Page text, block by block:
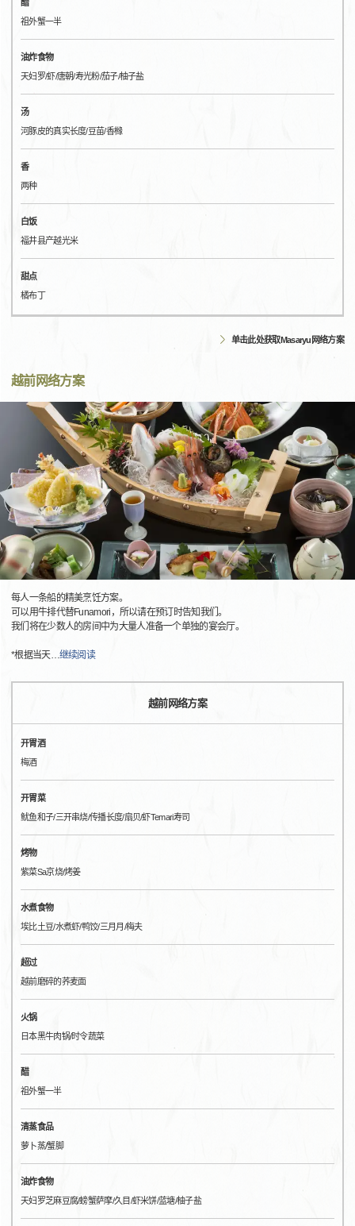
醋
祖外蟹一半
油炸食物
天妇罗/虾/唐朝/寿光粉/茄子/柚子盐
汤
河豚皮的真实长度/豆苗/香橼
香
两种
白饭
福井县产越光米
甜点
橘布丁
单击此处获取Masaryu网络方案
越前网络方案
每人一条船的精美烹饪方案。
可以用牛排代替Funamori，所以请在预订时告知我们。
我们将在少数人的房间中为大量人准备一个单独的宴会厅。
*根据当天…继续阅读
越前网络方案
开胃酒
梅酒
开胃菜
鱿鱼和子/三开串烧/传播长度/扇贝/虾Temari寿司
烤物
紫菜Sa京烧/烤姜
水煮食物
埃比土豆/水煮虾/鸭饺/三月月/梅夫
超过
越前磨碎的荞麦面
火锅
日本黑牛肉锅/时令蔬菜
醋
祖外蟹一半
清蒸食品
萝卜蒸/蟹脚
油炸食物
天妇罗芝麻豆腐/螃蟹萨摩/久目/虾米饼/蓝塘/柚子盐